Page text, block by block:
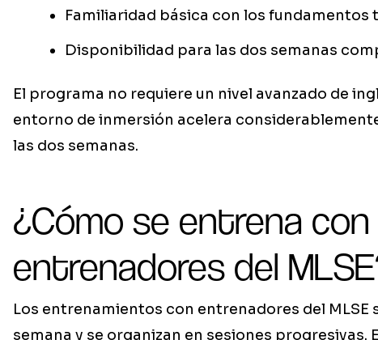
Familiaridad básica con los fundamentos
Disponibilidad para las dos semanas
El programa no requiere un nivel avanzado de
entorno de inmersión acelera
las dos semanas.
¿Cómo se entrena con
entrenadores del
Los entrenamientos con entrenadores del MLSE
semana y se organizan en sesiones progresivas.